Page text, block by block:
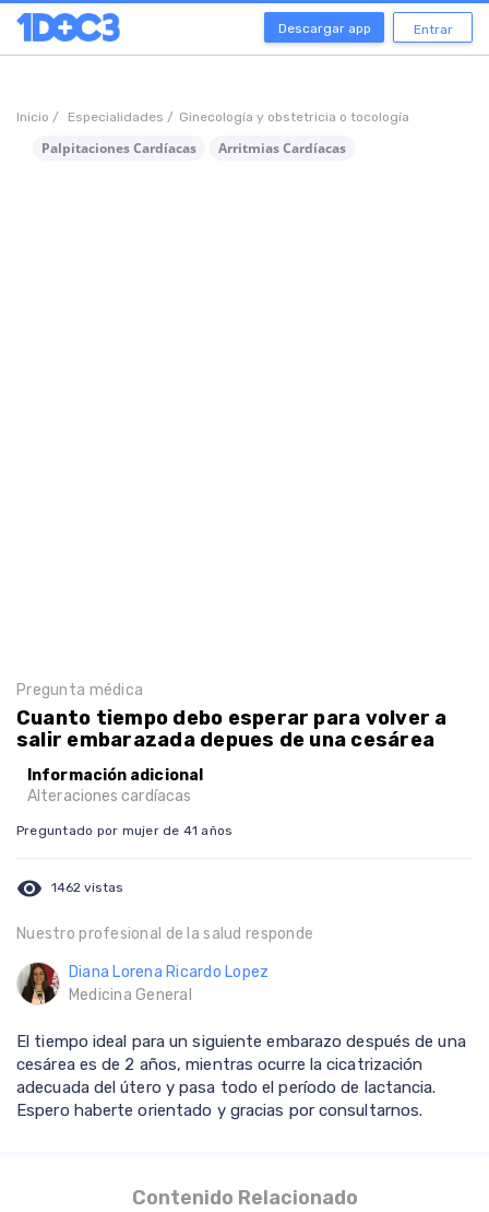
Descargar app Entrar
Inicio / Especialidades / Ginecología y obstetricia o tocología
Palpitaciones Cardíacas Arritmias Cardíacas
Pregunta médica
Cuanto tiempo debo esperar para volver a
salir embarazada depues de una cesárea
Información adicional
Alteraciones cardíacas
Preguntado por mujer de 41 años
visibility 1462 vistas
Nuestro profesional de la salud responde
Diana Lorena Ricardo Lopez
Medicina General
El tiempo ideal para un siguiente embarazo después de una
cesárea es de 2 años, mientras ocurre la cicatrización
adecuada del útero y pasa todo el período de lactancia.
Espero haberte orientado y gracias por consultarnos.
Contenido Relacionado